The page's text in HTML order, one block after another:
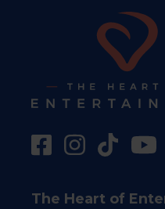
The Heart of